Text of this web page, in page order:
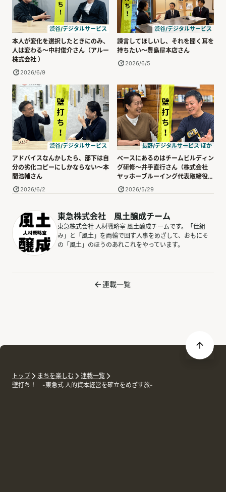
渋谷/デジタルサービス
本人が変化を選択したときにのみ、
人は変わる～中村俊介さん（アルー
株式会社 ）
2026/6/9
渋谷/デジタルサービス
諫言してほしいし、それを聞く耳を
持ちたい～豊島屋本店さん
2026/6/5
渋谷/デジタルサービス
アドバイスなんかしたら、部下は自
分の劣化コピーにしかならない～本
間浩輔さん
2026/6/2
長野/デジタルサービス ほか
ベースにあるのはチームビルディン
グ研修～井手直行さん（株式会社
ヤッホーブルーイング代表取締役社
長 ）2026/5/29
東急株式会社 風土醸成チーム
東急株式会社 人材戦略室 風土醸成チームです。「仕組
み」と「風土」を両輪で回す人事をめざして、おもにそ
の「風土」のほうのあれこれをやっています。
連載一覧
トップ まちを楽しむ
連載一覧
壁打ち！ -東急式 人的資本経営を確立をめざす旅-